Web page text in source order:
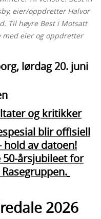
eier/oppdretter Halvor
Til høyre Best i Motsatt
med eier og oppdretter
lørdag 20. juni
og kritikker
blir offisiell
hold av datoen!
50-årsjubileet for
2026